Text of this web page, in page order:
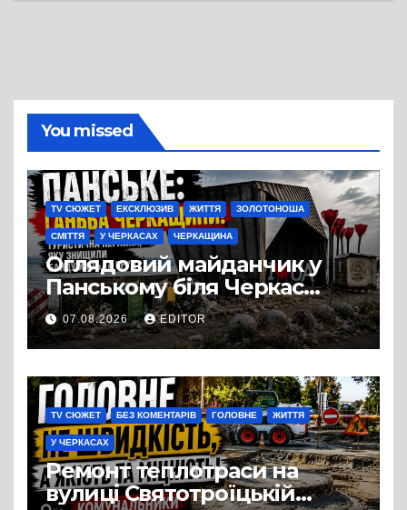
You missed
TV СЮЖЕТ ЕКСКЛЮЗИВ ЖИТТЯ ЗОЛОТОНОША
СМІТТЯ У ЧЕРКАСАХ ЧЕРКАЩИНА
Оглядовий майданчик у
Панському біля Черкас
перетворився на занедбане
сміттєзвалище
07.08.2026 EDITOR
TV СЮЖЕТ БЕЗ КОМЕНТАРІВ ГОЛОВНЕ ЖИТТЯ
У ЧЕРКАСАХ
Ремонт теплотраси на
вулиці Святотроїцькій